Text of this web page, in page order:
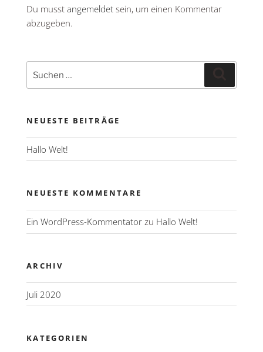
Du musst angemeldetsein, um einen Kommentar
abzugeben.
nach:
NEUESTE BEITRÄGE
Hallo Welt!
NEUESTE KOMMENTARE
Ein WordPress-Kommentatorzu Hallo Welt!
ARCHIV
Juli 2020
KATEGORIEN